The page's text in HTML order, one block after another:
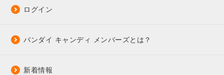
ログイン
バンダイ キャンディ メンバーズとは？
新着情報